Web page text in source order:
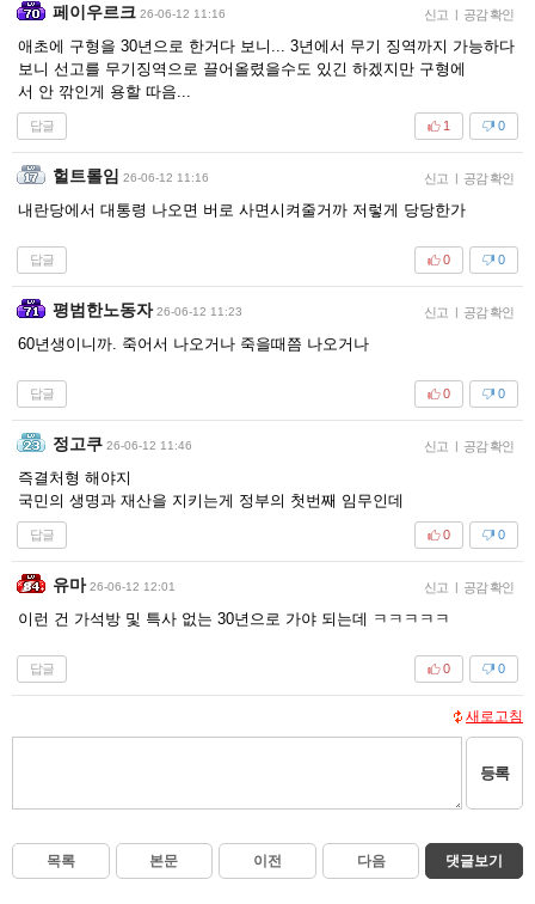
페이우르크 26-06-12 11:16 신고 | 공감 확인
애초에 구형을 30년으로 한거다 보니... 3년에서 무기 징역까지 가능하다
보니 선고를 무기징역으로 끌어올렸을수도 있긴 하겠지만 구형에
서 안 깎인게 용할 따음...
답글 0
1
헐트롤임 26-06-12 11:16 신고 | 공감 확인
내란당에서 대통령 나오면 버로 사면시켜줄거까 저렇게 당당한가
답글 0
0
평범한노동자 26-06-12 11:23 신고 | 공감 확인
60년생이니까. 죽어서 나오거나 죽을때쯤 나오거나
답글 0
0
정고쿠 26-06-12 11:46 신고 | 공감 확인
즉결처형 해야지
국민의 생명과 재산을 지키는게 정부의 첫번째 임무인데
답글 0
0
유마 26-06-12 12:01 신고 | 공감 확인
이런 건 가석방 및 특사 없는 30년으로 가야 되는데 ㅋㅋㅋㅋㅋ
답글 0
0
새로고침
등록
목록 본문 이전 다음 댓글보기